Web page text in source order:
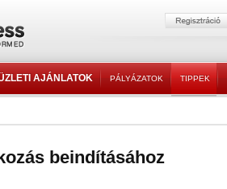
AJÁNLATOK PÁLYÁZATOK TIPPEK
beindításához